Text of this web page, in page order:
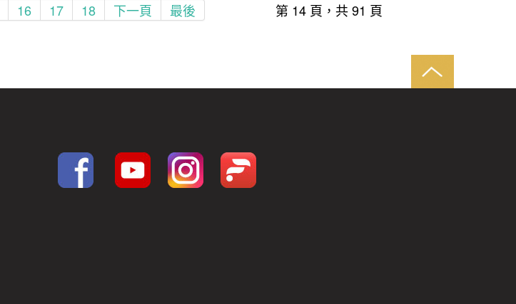
第 14 頁，共 91 頁
16 17 18 下一頁 最後